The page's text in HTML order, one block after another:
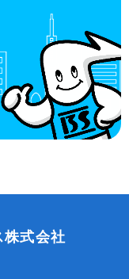
株式会社